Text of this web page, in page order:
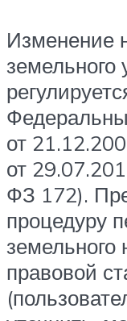
Изменение
земельного
от
от
ФЗ 172).
процедуру
земельного
правовой